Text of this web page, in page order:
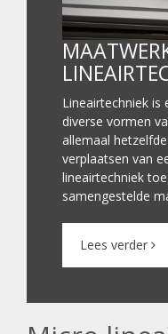
Lineairtechniek is
diverse vormen
allemaal
verplaatsen van
lineairtechniek
samengestelde
Lees verder